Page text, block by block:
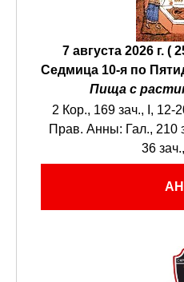
7 августа 2026 г. (
Седмица 10-я по
Пища с
2 Кор., 169 зач., I, 12-
Прав. Анны: Гал., 210
36